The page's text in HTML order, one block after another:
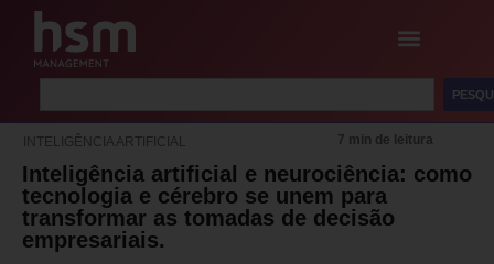
INTELIGÊNCIA ARTIFICIAL 7 min de leitura
Inteligência artificial e neurociência: como
tecnologia e cérebro se unem para
transformar as tomadas de decisão
empresariais.